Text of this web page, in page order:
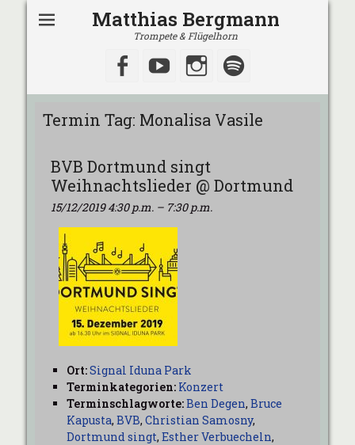
Matthias Bergmann
Trompete & Flügelhorn
Facebook
YouTubeInstagram
Termin Tag: Monalisa Vasile
BVB Dortmund singt
Weihnachtslieder @ Dortmund
15/12/2019 4:30 p.m. – 7:30 p.m.
Ort:Signal Iduna Park
Terminkategorien: Konzert
Terminschlagworte:Ben Degen, Bruce
Kapusta, BVB, Christian Samosny,
Dortmund singt, Esther Verbuecheln,